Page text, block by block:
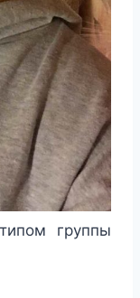
группы